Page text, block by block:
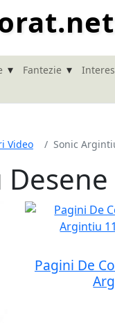
▾ Fantezie ▾
Video Sonic
Pagini De